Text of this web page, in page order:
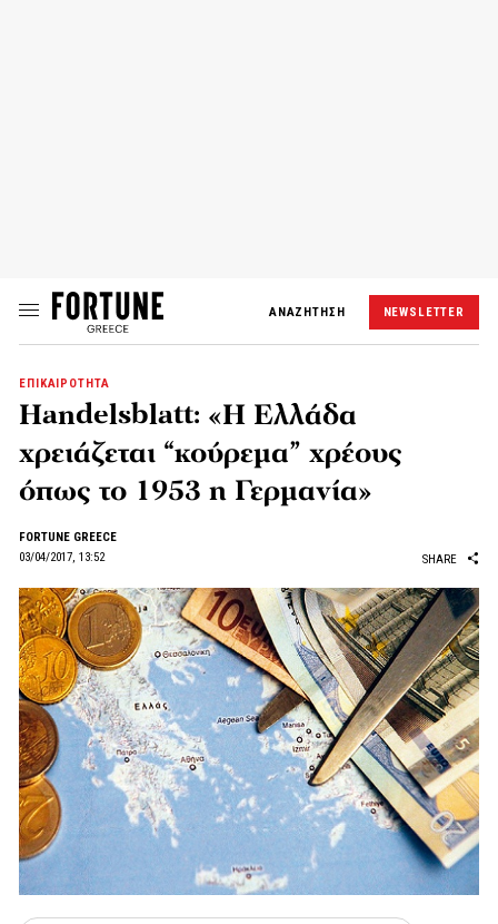
ΑΝΑΖΗΤΗΣΗ NEWSLETTER
ΕΠΙΚΑΙΡΟΤΗΤΑ
Handelsblatt: «Η Ελλάδα
χρειάζεται “κούρεμα” χρέους
όπως το 1953 η Γερμανία»
FORTUNE GREECE
03/04/2017, 13:52
SHARE